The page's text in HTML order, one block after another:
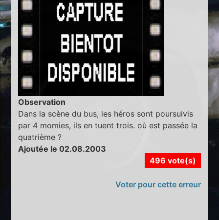
Observation
Dans la scène du bus, les héros sont poursuivis
par 4 momies, ils en tuent trois. où est passée la
quatrième ?
Ajoutée le 02.08.2003
496 vote(s)
Voter pour cette erreur